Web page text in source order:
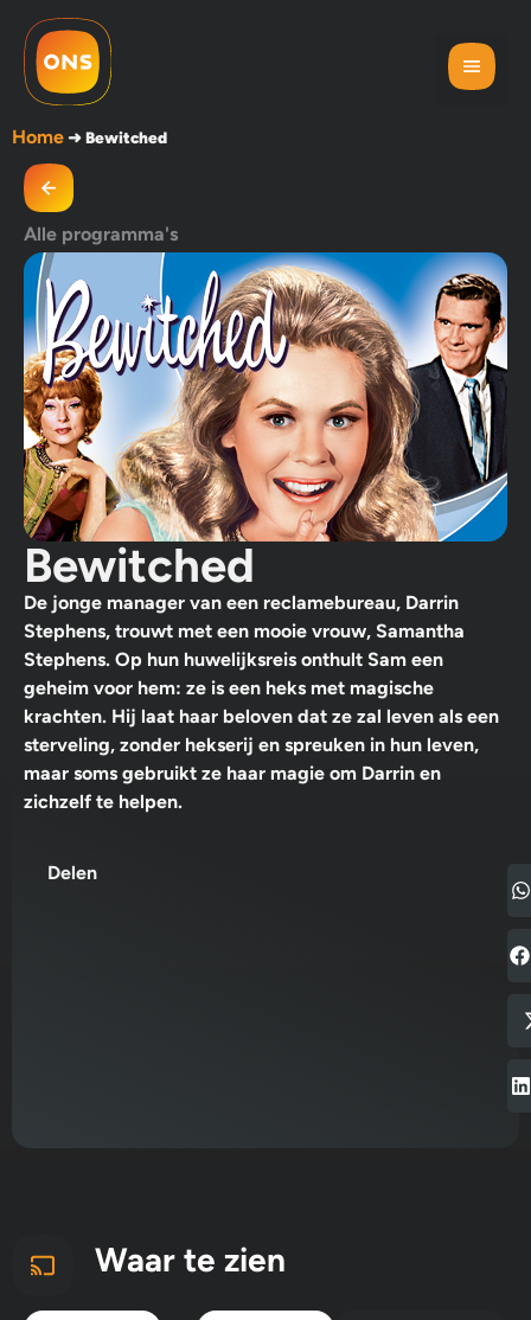
Home➜Bewitched
Alle programma's
Bewitched
De jonge manager van een reclamebureau, Darrin
Stephens, trouwt met een mooie vrouw, Samantha
Stephens. Op hun huwelijksreis onthult Sam een
geheim voor hem: ze is een heks met magische
krachten. Hij laat haar beloven dat ze zal leven als een
sterveling, zonder hekserij en spreuken in hun leven,
maar soms gebruikt ze haar magie om Darrin en
zichzelf te helpen.
Delen
Waar te zien